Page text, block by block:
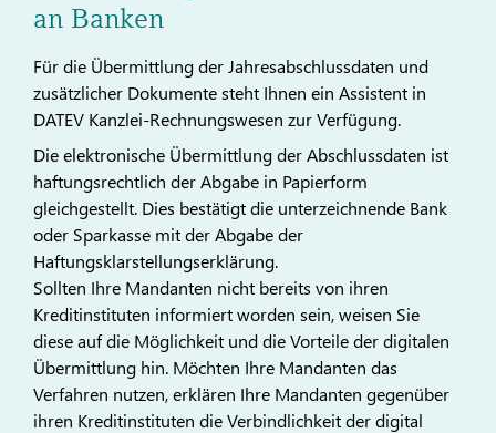
an Banken
Für die Übermittlung der Jahresabschlussdaten und
zusätzlicher Dokumente steht Ihnen ein Assistent in
DATEV Kanzlei-Rechnungswesen zur Verfügung.
Die elektronische Übermittlung der Abschlussdaten ist
haftungsrechtlich der Abgabe in Papierform
gleichgestellt. Dies bestätigt die unterzeichnende Bank
oder Sparkasse mit der Abgabe der
Haftungsklarstellungserklärung.
Sollten Ihre Mandanten nicht bereits von ihren
Kreditinstituten informiert worden sein, weisen Sie
diese auf die Möglichkeit und die Vorteile der digitalen
Übermittlung hin. Möchten Ihre Mandanten das
Verfahren nutzen, erklären Ihre Mandanten gegenüber
ihren Kreditinstituten die Verbindlichkeit der digital